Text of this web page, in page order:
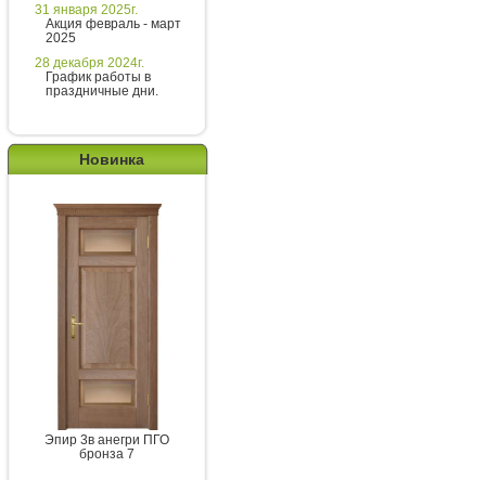
31 января 2025г.
Акция февраль - март
2025
28 декабря 2024г.
График работы в
праздничные дни.
Новинка
Эпир 3в анегри ПГО
бронза 7
Введите сообщение